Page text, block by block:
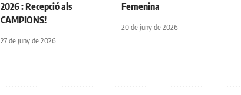
2026 : Recepció als
CAMPIONS!
27 de juny de 2026
Femenina
20 de juny de 2026